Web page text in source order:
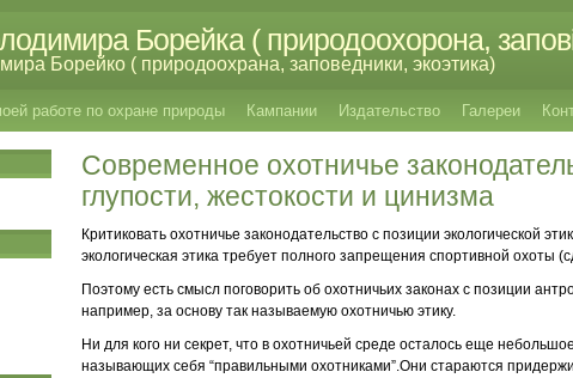
Борейка ( природоохорона,
Борейко ( природоохрана, заповедники, экоэтика)
работе по охране природы Кампании Издательство Галереи
Современное охотничье
глупости, жестокости и цинизма
Критиковать охотничье законодательство с позиции экологической
экологическая этика требует полного запрещения спортивной охоты
Поэтому есть смысл поговорить об охотничьих законах с позиции
например, за основу так называемую охотничью этику.
Ни для кого ни секрет, что в охотничьей среде осталось еще
называющих себя “правильными охотниками”.Они стараются